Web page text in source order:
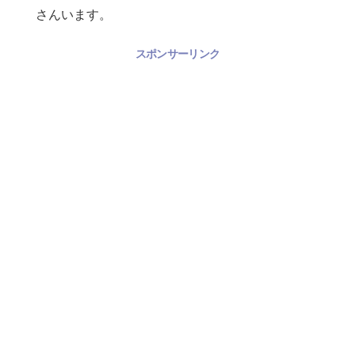
さんいます。
スポンサーリンク